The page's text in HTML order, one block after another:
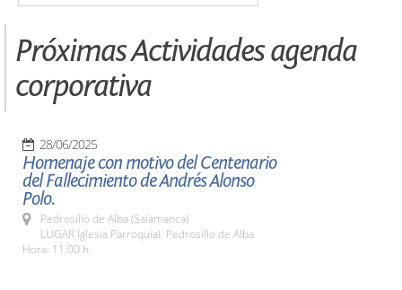
Próximas Actividades agenda
corporativa
28/06/2025
Homenaje con motivo del Centenario
del Fallecimiento de Andrés Alonso
Polo.
Pedrosillo de Alba (Salamanca)
LUGAR Iglesia Parroquial. Pedrosillo de Alba
Hora: 11:00 h.